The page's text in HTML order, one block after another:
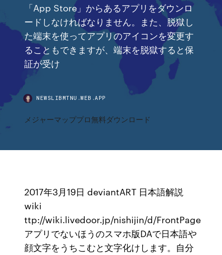
「App Store」からあるアプリをダウンロ
ードしなければなりません。また、脱獄し
た端末を使ってアプリのアイコンを変更す
ることもできますが、端末を脱獄すると保
証が受け
NEWSLIBMTNU.WEB.APP
メジャーマッププロ無料ダウンロード
2017年3月19日 deviantART 日本語解説
wiki
ttp://wiki.livedoor.jp/nishijin/d/FrontPage
アプリでないほうのスマホ版DAで日本語や
顔文字をうちこむと文字化けします。自分